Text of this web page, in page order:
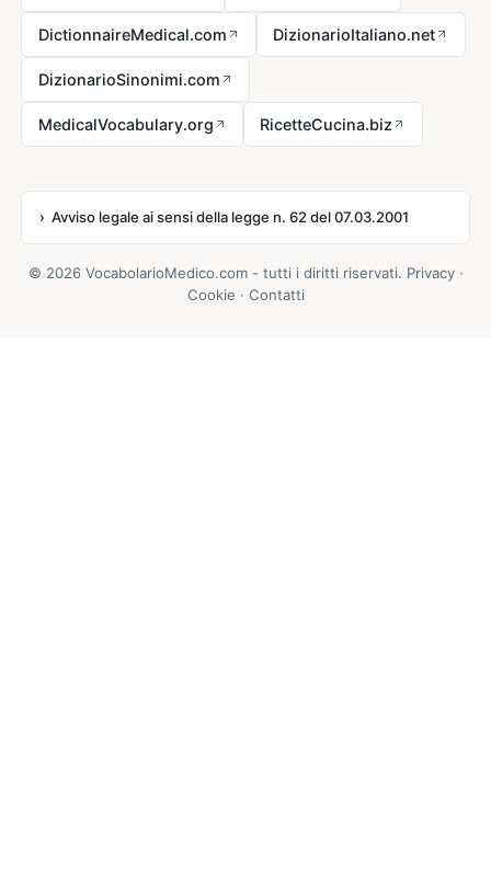
DictionnaireMedical.com DizionarioItaliano.net
DizionarioSinonimi.com
MedicalVocabulary.org RicetteCucina.biz
Avviso legale ai sensi della legge n. 62 del 07.03.2001
© 2026 VocabolarioMedico.com - tutti i diritti riservati. Privacy·
Cookie · Contatti